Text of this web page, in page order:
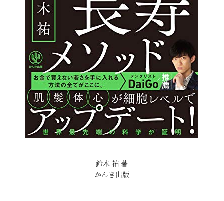
鈴木 祐 著
かんき出版